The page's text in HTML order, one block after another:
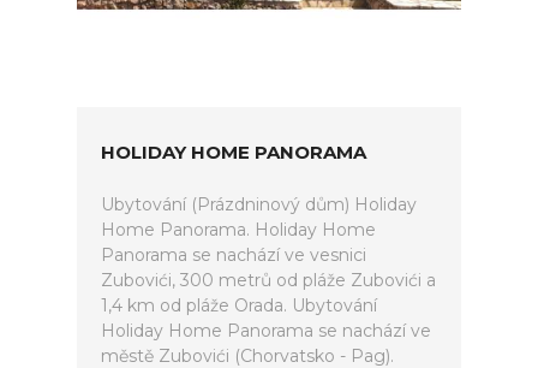
HOLIDAY HOME PANORAMA
Ubytování (Prázdninový dům) Holiday
Home Panorama. Holiday Home
Panorama se nachází ve vesnici
Zubovići, 300 metrů od pláže Zubovići a
1,4 km od pláže Orada. Ubytování
Holiday Home Panorama se nachází ve
městě Zubovići (Chorvatsko - Pag).